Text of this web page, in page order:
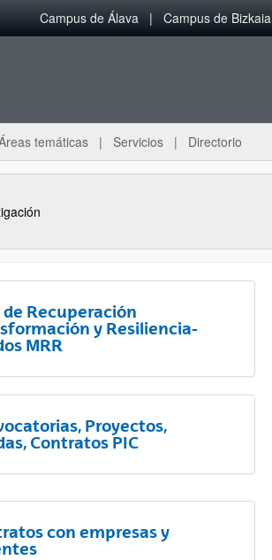
Campus de Álava Campus de Bizkaia
temáticas Servicios Directorio
de Recuperación
y Resiliencia-
MRR
Proyectos,
Contratos PIC
con empresas y